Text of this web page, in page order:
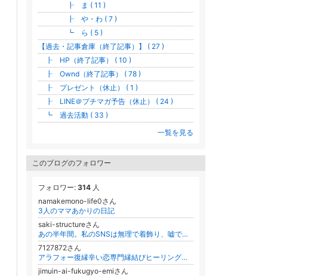
┠ ま ( 11 )
┠ や・わ ( 7 )
┗ ら ( 5 )
【過去・記事倉庫（終了記事）】 ( 27 )
┠ HP（終了記事） ( 10 )
┠ Ownd（終了記事） ( 78 )
┠ プレゼント（休止） ( 1 )
┠ LINE＠プチマガ予告（休止） ( 24 )
┗ 過去活動 ( 33 )
一覧を見る
このブログのフォロワー
フォロワー: 314 人
namakemono-life0さん
3人のママあかりの日記
saki-structureさん
あの半年間。私のSNSは無理で着飾り、嘘で出来ていました。
7127872さん
アラフォー復縁辛い恋専門縁結びヒーリング！孤独死を逃れ愛される魔法
jimuin-ai-fukugyo-emiさん